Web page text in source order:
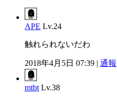
APE Lv.24
触れられないだわ
2018年4月5日 07:39 | 通報
mtbt Lv.38